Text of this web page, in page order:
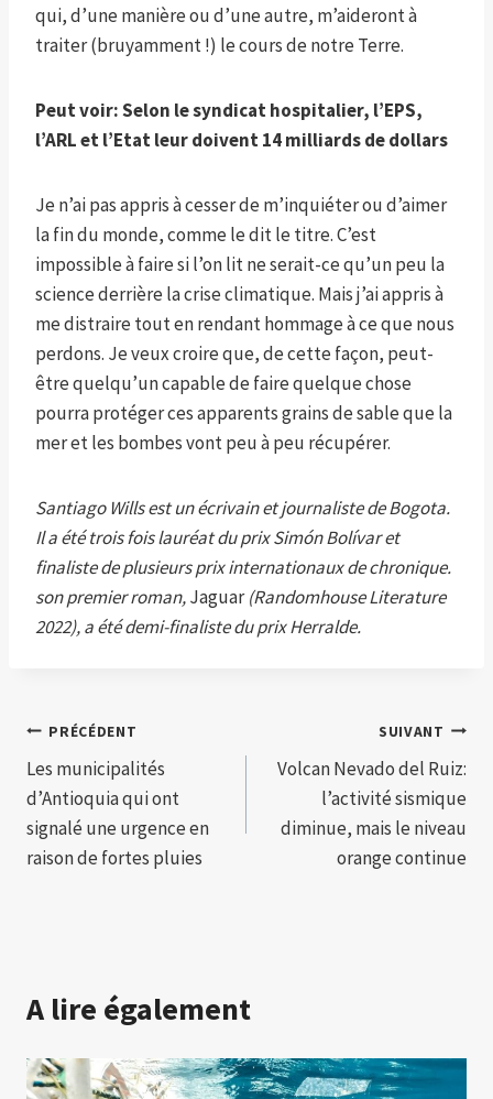
qui, d’une manière ou d’une autre, m’aideront à
traiter (bruyamment !) le cours de notre Terre.
Peut voir:Selon le syndicat hospitalier, l’EPS,
l’ARL et l’Etat leur doivent 14 milliards de dollars
Je n’ai pas appris à cesser de m’inquiéter ou d’aimer
la fin du monde, comme le dit le titre. C’est
impossible à faire si l’on lit ne serait-ce qu’un peu la
science derrière la crise climatique. Mais j’ai appris à
me distraire tout en rendant hommage à ce que nous
perdons. Je veux croire que, de cette façon, peut-
être quelqu’un capable de faire quelque chose
pourra protéger ces apparents grains de sable que la
mer et les bombes vont peu à peu récupérer.
Santiago Wills est un écrivain et journaliste de Bogota.
Il a été trois fois lauréat du prix Simón Bolívar et
finaliste de plusieurs prix internationaux de chronique.
son premier roman,Jaguar(Randomhouse Literature
2022), a été demi-finaliste du prix Herralde.
Navigation
de
l’article
PRÉCÉDENT
Les municipalités
d’Antioquia qui ont
signalé une urgence en
raison de fortes pluies
SUIVANT
Volcan Nevado del Ruiz:
l’activité sismique
diminue, mais le niveau
orange continue
A lire également